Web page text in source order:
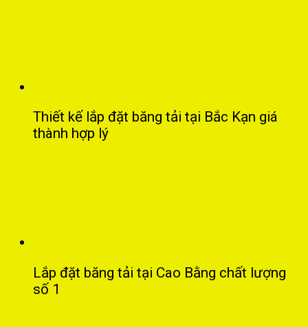
Thiết kế lắp đặt băng tải tại Bắc Kạn giá
thành hợp lý
Lắp đặt băng tải tại Cao Bằng chất lượng
số 1